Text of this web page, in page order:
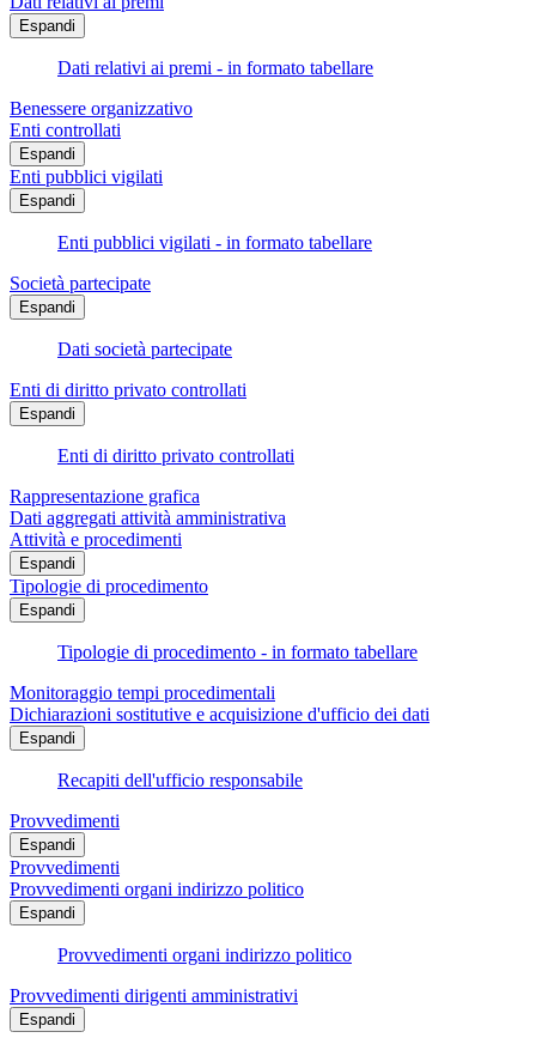
Espandi
Dati relativi ai premi - in formato tabellare
Benessere organizzativo
Enti controllati
Espandi
Enti pubblici vigilati
Espandi
Enti pubblici vigilati - in formato tabellare
Società partecipate
Espandi
Dati società partecipate
Enti di diritto privato controllati
Espandi
Enti di diritto privato controllati
Rappresentazione grafica
Dati aggregati attività amministrativa
Attività e procedimenti
Espandi
Tipologie di procedimento
Espandi
Tipologie di procedimento - in formato tabellare
Monitoraggio tempi procedimentali
Dichiarazioni sostitutive e acquisizione d'ufficio dei dati
Espandi
Recapiti dell'ufficio responsabile
Provvedimenti
Espandi
Provvedimenti
Provvedimenti organi indirizzo politico
Espandi
Provvedimenti organi indirizzo politico
Provvedimenti dirigenti amministrativi
Espandi